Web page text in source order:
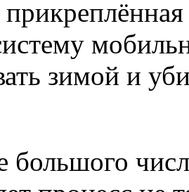
зимой и
большого